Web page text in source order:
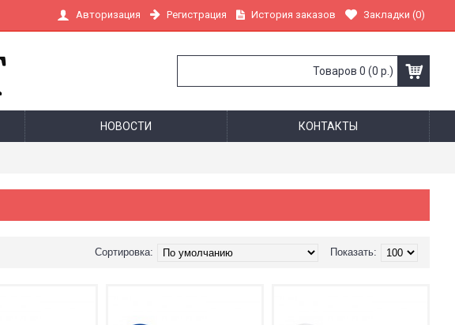
Авторизация Регистрация История заказов Закладки (0)
Товаров 0 (0 р.)
НОВОСТИ КОНТАКТЫ
Показать:
Сортировка: